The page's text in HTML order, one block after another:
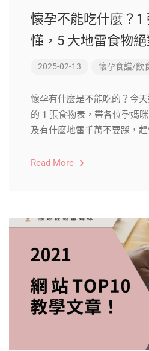
懷孕不能吃什麼？1
懂，5 大地雷食物絕
2025-02-13 懷孕食譜/飲
懷孕有什麼是不能吃的？今
的 1 張食物表，帶各位孕媽
及有什麼地雷千萬不要踩，趕
Read More